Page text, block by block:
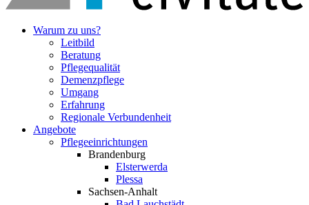
Warum zu uns?
Leitbild
Beratung
Pflegequalität
Demenzpflege
Umgang
Erfahrung
Regionale Verbunden­heit
Angebote
Pflege­einrichtungen
Brandenburg
Elsterwerda
Plessa
Sachsen-Anhalt